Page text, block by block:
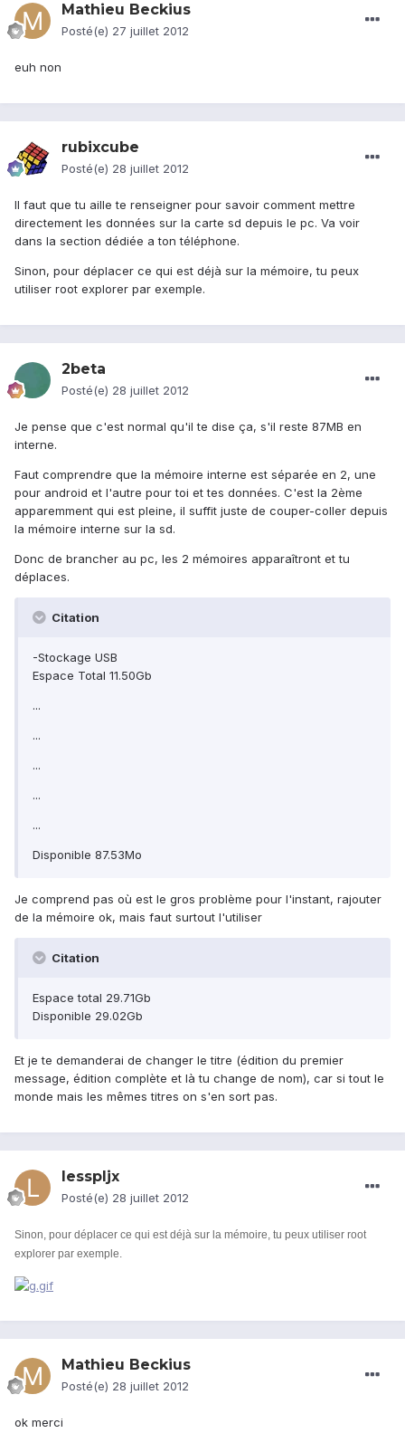
Mathieu Beckius
Posté(e) 27 juillet 2012
euh non
rubixcube
Posté(e) 28 juillet 2012
Il faut que tu aille te renseigner pour savoir comment mettre
directement les données sur la carte sd depuis le pc. Va voir
dans la section dédiée a ton téléphone.
Sinon, pour déplacer ce qui est déjà sur la mémoire, tu peux
utiliser root explorer par exemple.
2beta
Posté(e) 28 juillet 2012
Je pense que c'est normal qu'il te dise ça, s'il reste 87MB en
interne.
Faut comprendre que la mémoire interne est séparée en 2, une
pour android et l'autre pour toi et tes données. C'est la 2ème
apparemment qui est pleine, il suffit juste de couper-coller depuis
la mémoire interne sur la sd.
Donc de brancher au pc, les 2 mémoires apparaîtront et tu
déplaces.
Citation
-Stockage USB
Espace Total 11.50Gb
...
...
...
...
...
Disponible 87.53Mo
Je comprend pas où est le gros problème pour l'instant, rajouter
de la mémoire ok, mais faut surtout l'utiliser
Citation
Espace total 29.71Gb
Disponible 29.02Gb
Et je te demanderai de changer le titre (édition du premier
message, édition complète et là tu change de nom), car si tout le
monde mais les mêmes titres on s'en sort pas.
lesspljx
Posté(e) 28 juillet 2012
Sinon, pour déplacer ce qui est déjà sur la mémoire, tu peux utiliser root
explorer par exemple.
Mathieu Beckius
Posté(e) 28 juillet 2012
ok merci